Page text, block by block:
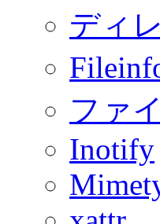
ディ
ファ
Inotify